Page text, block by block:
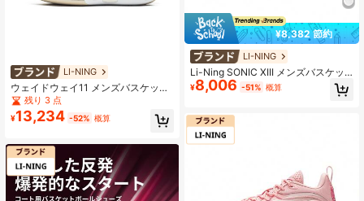
LI-NING
ウェイドウェイ11 メンズバスケット
ボールシューズ、滑り止めライニン
グ、プロフェッショナルな衝撃吸収
スポーツシューズ ABAU049
残り 3 点
¥13,234 -52% 概算
¥8,382 節約
LI-NING
Li-Ning SONIC XIII メンズバスケッ
トボールシューズ プロフェッショナ
ルスポーツ ABAV025 ABAV075 正規
¥8,006 -51% 概算